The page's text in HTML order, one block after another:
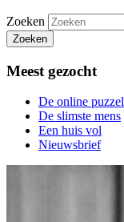
Zoeken
Zoeken
Meest gezocht
De online puzzel
De slimste mens
Een huis vol
Nieuwsbrief